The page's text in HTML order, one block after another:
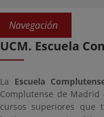
Navegación
UCM. Escuela
La Escuela
Complutense de Madrid
cursos superiores que